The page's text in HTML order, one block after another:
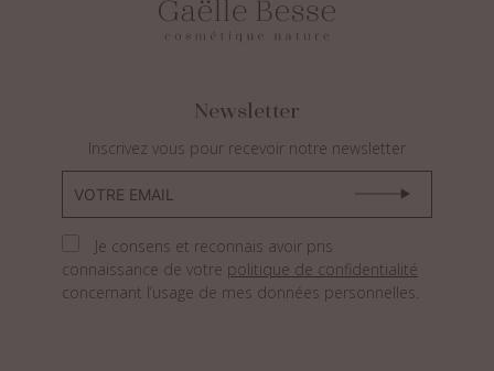
Newsletter
Inscrivez vous pour recevoir notre newsletter
Je consens et reconnais avoir pris
connaissance de votre politique de confidentialité
concernant l’usage de mes données personnelles.